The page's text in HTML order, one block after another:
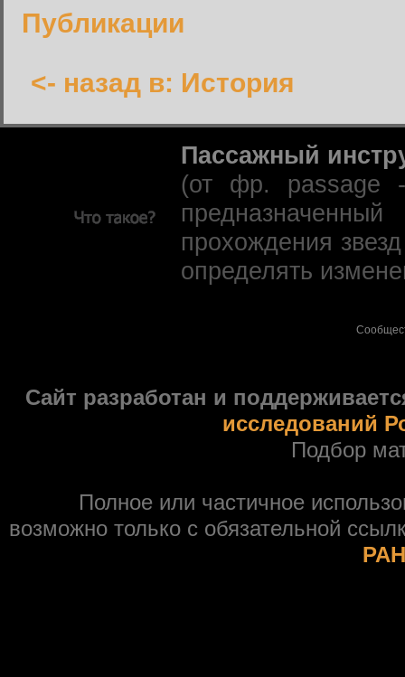
Публикации
<- назад в: История
Пассажный
(от фр. passage -
прохождения
определять
Сайт разработан и
исследований
Подбор
Полное или частичное
возможно только с обязательной